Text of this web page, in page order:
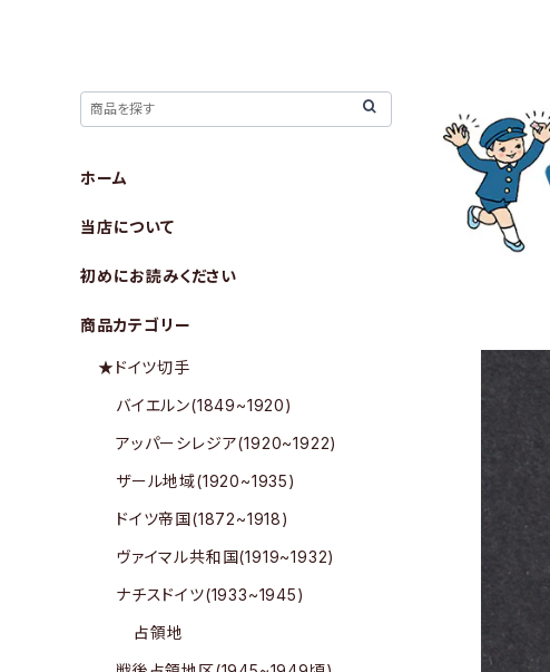
ホーム
当店について
初めにお読みください
商品カテゴリー
★ドイツ切手
バイエルン(1849~1920)
アッパーシレジア(1920~1922)
ザール地域(1920~1935)
ドイツ帝国(1872~1918)
ヴァイマル共和国(1919~1932)
ナチスドイツ(1933~1945)
占領地